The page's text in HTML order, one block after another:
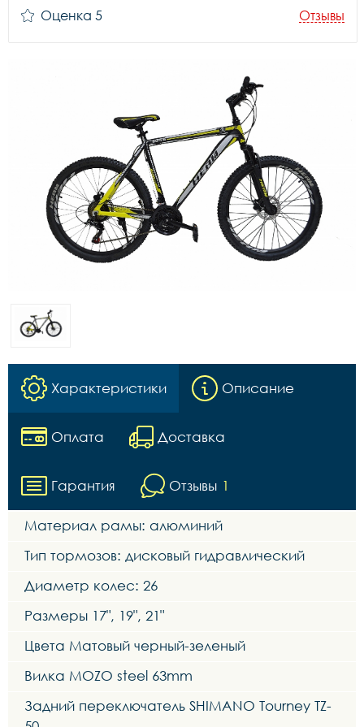
Оценка 5
Отзывы
Характеристики Описание
Оплата Доставка
Гарантия Отзывы 1
Материал рамы: алюминий
Тип тормозов: дисковый гидравлический
Диаметр колес: 26
Размеры 17", 19", 21"
Цвета Матовый черный-зеленый
Вилка MOZO steel 63mm
Задний переключатель SHIMANO Tourney TZ-